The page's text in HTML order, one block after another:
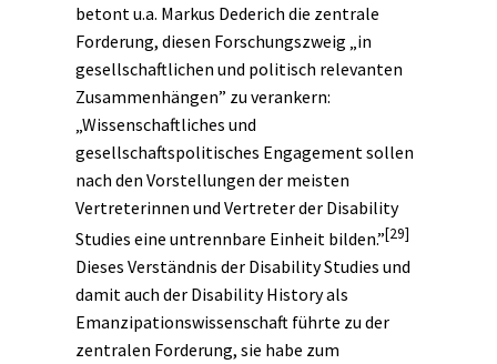
betont u.a. Markus Dederich die zentrale
Forderung, diesen Forschungszweig „in
gesellschaftlichen und politisch relevanten
Zusammenhängen” zu verankern:
„Wissenschaftliches und
gesellschaftspolitisches Engagement sollen
nach den Vorstellungen der meisten
Vertreterinnen und Vertreter der Disability
Studies eine untrennbare Einheit bilden.”[29]
Dieses Verständnis der Disability Studies und
damit auch der Disability History als
Emanzipationswissenschaft führte zu der
zentralen Forderung, sie habe zum